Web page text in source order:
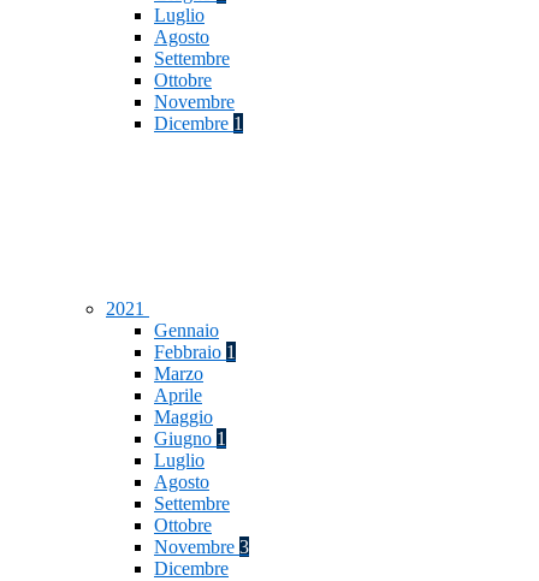
Luglio
Agosto
Settembre
Ottobre
Novembre
Dicembre 1
2021
Gennaio
Febbraio 1
Marzo
Aprile
Maggio
Giugno 1
Luglio
Agosto
Settembre
Ottobre
Novembre 3
Dicembre